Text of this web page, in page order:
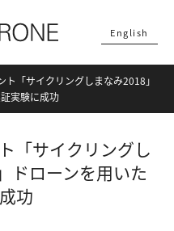
English
ト「サイクリングしまなみ2018」
実験に成功
「サイクリングし
ドローンを用いた
功